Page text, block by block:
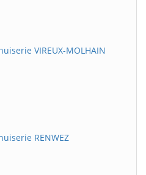
VIREUX-MOLHAIN
RENWEZ